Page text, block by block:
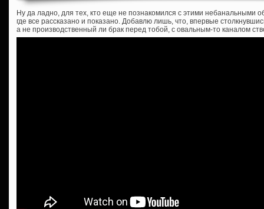
Ну да ладно, для тех, кто еще не познакомился с этими небанальными
где все рассказано и показано. Добавлю лишь, что, впервые
а не производственный ли брак перед тобой, с овальным-то каналом